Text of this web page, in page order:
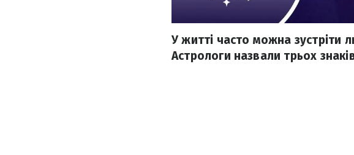
У житті часто можна зустріти
Астрологи назвали трьох